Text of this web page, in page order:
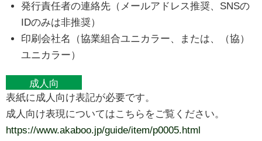
発行責任者の連絡先（メールアドレス推奨、SNSの
IDのみは非推奨）
印刷会社名（協業組合ユニカラー、または、（協）
ユニカラー）
成人向
表紙に成人向け表記が必要です。
成人向け表現についてはこちらをご覧ください。
https://www.akaboo.jp/guide/item/p0005.html